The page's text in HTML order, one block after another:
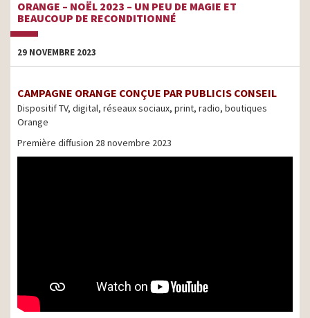
ORANGE – NOËL 2023 – UN PEU DE MAGIE ET
BEAUCOUP DE RECONDITIONNÉ
29 NOVEMBRE 2023
CAMPAGNE ORANGE CONÇUE PAR PUBLICIS CONSEIL
Dispositif TV, digital, réseaux sociaux, print, radio, boutiques
Orange
Première diffusion 28 novembre 2023